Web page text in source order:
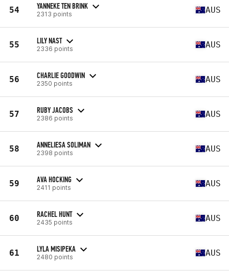
54 YANNEKE TEN BRINK
2313 points AUS
55 LILY NAST
2336 points AUS
56 CHARLIE GOODWIN
2350 points AUS
57 RUBY JACOBS
2386 points AUS
58 ANNELIESA SOLIMAN
2398 points AUS
59 AVA HOCKING
2411 points AUS
60 RACHEL HUNT
2435 points AUS
61 LYLA MISIPEKA
2480 points AUS